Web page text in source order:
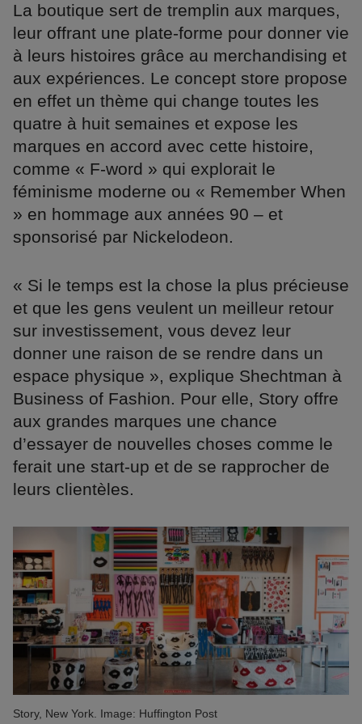
La boutique sert de tremplin aux marques,
leur offrant une plate-forme pour donner vie
à leurs histoires grâce au merchandising et
aux expériences. Le concept store propose
en effet un thème qui change toutes les
quatre à huit semaines et expose les
marques en accord avec cette histoire,
comme « F-word » qui explorait le
féminisme moderne ou « Remember When
» en hommage aux années 90 – et
sponsorisé par Nickelodeon.
« Si le temps est la chose la plus précieuse
et que les gens veulent un meilleur retour
sur investissement, vous devez leur
donner une raison de se rendre dans un
espace physique », explique Shechtman à
Business of Fashion. Pour elle, Story offre
aux grandes marques une chance
d’essayer de nouvelles choses comme le
ferait une start-up et de se rapprocher de
leurs clientèles.
Story, New York. Image: Huffington Post